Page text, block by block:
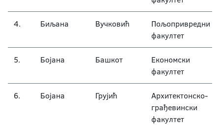
4. Биљана Вучковић
Пољопривредни
факултет
5. Бојана Башкот
Економски
факултет
6. Бојана Грујић
Архитектонско-
грађевински
факултет